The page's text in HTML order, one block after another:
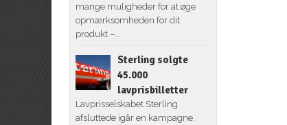
mange muligheder for at øge
opmærksomheden for dit
produkt –...
Sterling solgte
45.000
lavprisbilletter
Lavprisselskabet Sterling
afsluttede igår en kampagne,